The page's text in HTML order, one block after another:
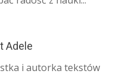
Adele
i autorka tekstów